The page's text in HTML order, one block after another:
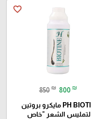
favorite_border
850 ₪ 800 ₪
PH BIOTIN مايكرو بروتين
لتمليس الشعر "خاص